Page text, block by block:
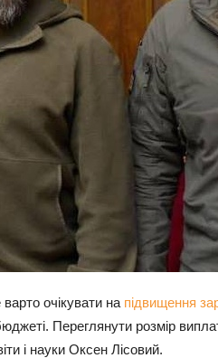
очікувати на підвищення
Переглянути розмір
і науки Оксен Лісовий.